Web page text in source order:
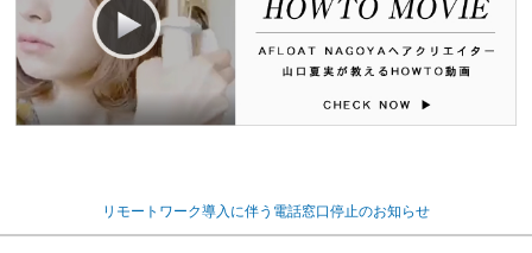
リモートワーク導入に伴う電話窓口停止のお知らせ